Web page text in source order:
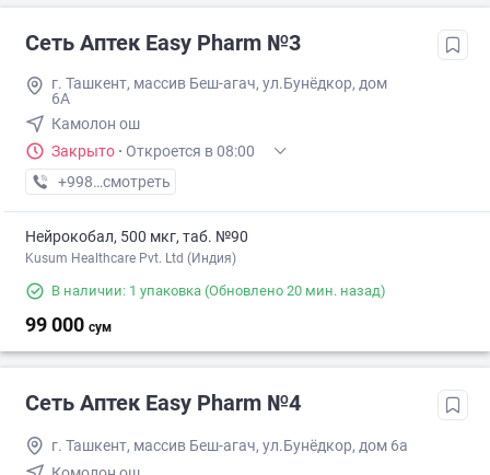
Сеть Аптек Easy Pharm №3
г. Ташкент, массив Беш-агач, ул.Бунёдкор, дом
6А
Камолон ош
Закрыто · Откроется в 08:00
+998 (71) XXX-XX-XX
смотреть
Нейрокобал, 500 мкг, таб. №90
Kusum Healthcare Pvt. Ltd (Индия)
В наличии: 1 упаковка (Обновлено 20 мин. назад)
99 000 сум
Сеть Аптек Easy Pharm №4
г. Ташкент, массив Беш-агач, ул.Бунёдкор, дом 6а